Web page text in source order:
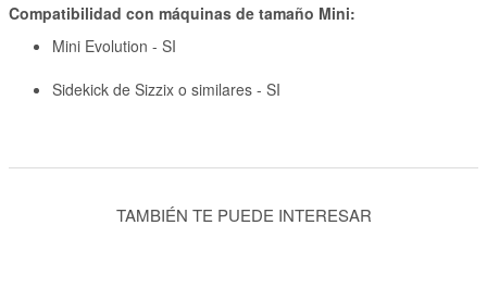
Compatibilidad con máquinas de tamaño Mini:
Mini Evolution - SI
Sidekick de Sizzix o similares - SI
TAMBIÉN TE PUEDE INTERESAR